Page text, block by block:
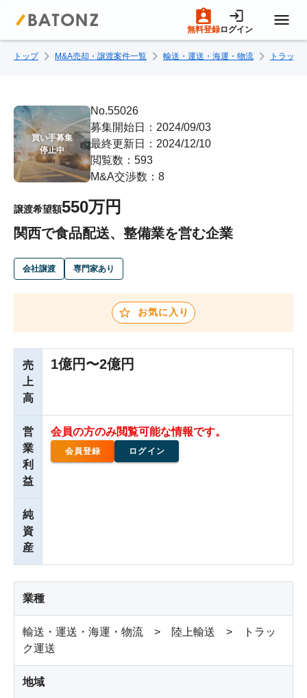
無料登録ログイン
トップページ
M&A案件一覧
売りたい方へ
成約事例
M&A専門家の方へ
トップ M&A売却・譲渡案件一覧 輸送・運送・海運・物流 トラック
買い手募集
停止中
No.55026
募集開始日：2024/09/03
最終更新日：2024/12/10
閲覧数：593
M&A交渉数：8
譲渡希望額550万円
関西で食品配送、整備業を営む企業
会社譲渡 専門家あり
お気に入り
売
上
高
1億円〜2億円
営
業
利
益
会員の方のみ閲覧可能な情報です。
会員登録 ログイン
純
資
産
業種
輸送・運送・海運・物流 > 陸上輸送 > トラッ
ク運送
地域